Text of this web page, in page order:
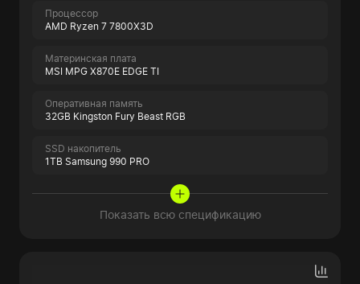
Процессор
AMD Ryzen 7 7800X3D
Материнская плата
MSI MPG X870E EDGE TI
Оперативная память
32GB Kingston Fury Beast RGB
SSD накопитель
1TB Samsung 990 PRO
Показать всю спецификацию